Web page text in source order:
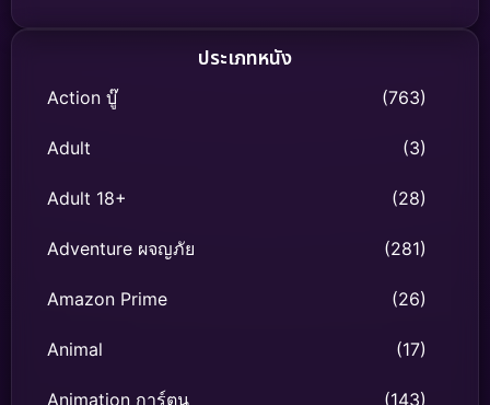
ประเภทหนัง
Action บู๊ (763)
Adult (3)
Adult 18+ (28)
Adventure ผจญภัย (281)
Amazon Prime (26)
Animal (17)
Animation การ์ตูน (143)